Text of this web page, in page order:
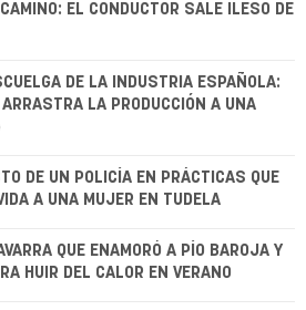
EL CONDUCTOR SALE ILESO DE
DE LA INDUSTRIA ESPAÑOLA:
LA PRODUCCIÓN A UNA
DE UN POLICÍA EN PRÁCTICAS QUE
A UNA MUJER EN TUDELA
QUE ENAMORÓ A PÍO BAROJA Y
HUIR DEL CALOR EN VERANO